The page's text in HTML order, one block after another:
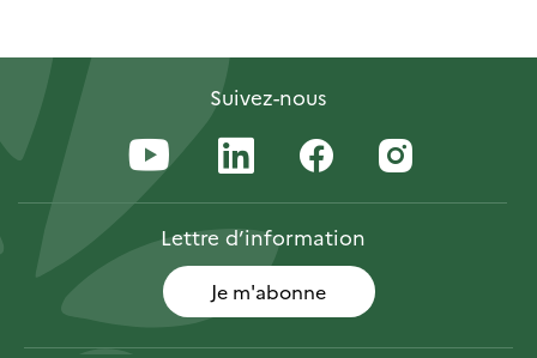
Suivez-nous
Lettred’information
Je m'abonne